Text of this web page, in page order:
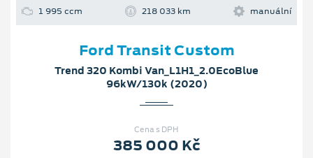
1 995 ccm 218 033 km manuální
Ford Transit Custom
Trend 320 Kombi Van_L1H1_2.0EcoBlue
96kW/130k (2020)
Cena s DPH
385 000 Kč